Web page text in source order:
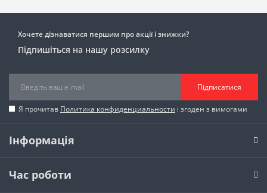
Хочете дізнаватися першим про акції і знижки?
Підпишіться на нашу розсилку
Підписатися
Я прочитав Политика конфиденциальности і згоден з вимогами
Інформація
Час роботи